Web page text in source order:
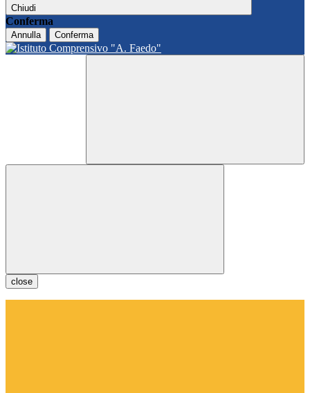
Chiudi
Conferma
Annulla Conferma
close